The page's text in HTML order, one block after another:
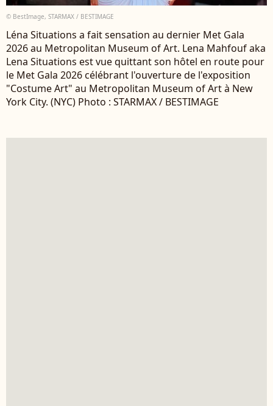
© BestImage, STARMAX / BESTIMAGE
Léna Situations a fait sensation au dernier Met Gala
2026 au Metropolitan Museum of Art. Lena Mahfouf aka
Lena Situations est vue quittant son hôtel en route pour
le Met Gala 2026 célébrant l'ouverture de l'exposition
"Costume Art" au Metropolitan Museum of Art à New
York City. (NYC) Photo : STARMAX / BESTIMAGE